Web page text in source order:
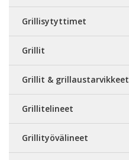
Grillisytyttimet
Grillit
Grillit & grillaustarvikkeet
Grillitelineet
Grillityövälineet